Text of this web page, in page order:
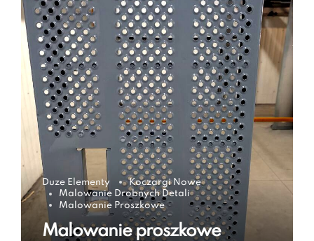
Duze Elementy
Koczargi Nowe
Malowanie Drobnych Detali
Malowanie Proszkowe
Malowanie proszkowe